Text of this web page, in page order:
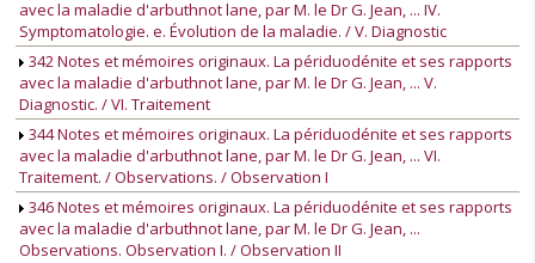
avec la maladie d'arbuthnot lane, par M. le Dr G. Jean, ... IV.
Symptomatologie. e. Évolution de la maladie. / V. Diagnostic
342 Notes et mémoires originaux. La périduodénite et ses rapports
avec la maladie d'arbuthnot lane, par M. le Dr G. Jean, ... V.
Diagnostic. / VI. Traitement
344 Notes et mémoires originaux. La périduodénite et ses rapports
avec la maladie d'arbuthnot lane, par M. le Dr G. Jean, ... VI.
Traitement. / Observations. / Observation I
346 Notes et mémoires originaux. La périduodénite et ses rapports
avec la maladie d'arbuthnot lane, par M. le Dr G. Jean, ...
Observations. Observation I. / Observation II